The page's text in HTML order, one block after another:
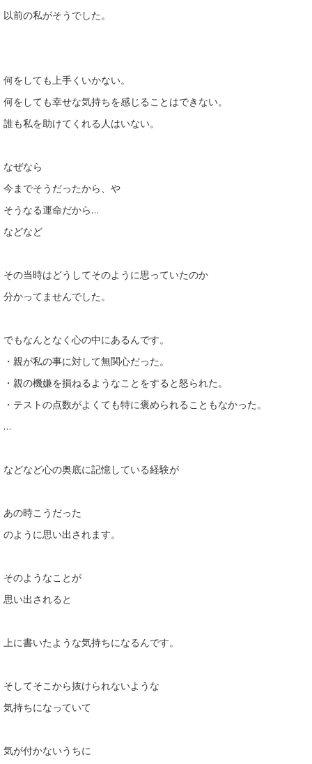
以前の私がそうでした。
何をしても上手くいかない。
何をしても幸せな気持ちを感じることはできない。
誰も私を助けてくれる人はいない。
なぜなら
今までそうだったから、や
そうなる運命だから…
などなど
その当時はどうしてそのように思っていたのか
分かってませんでした。
でもなんとなく心の中にあるんです。
・親が私の事に対して無関心だった。
・親の機嫌を損ねるようなことをすると怒られた。
・テストの点数がよくても特に褒められることもなかった。
…
などなど心の奥底に記憶している経験が
あの時こうだった
のように思い出されます。
そのようなことが
思い出されると
上に書いたような気持ちになるんです。
そしてそこから抜けられないような
気持ちになっていて
気が付かないうちに